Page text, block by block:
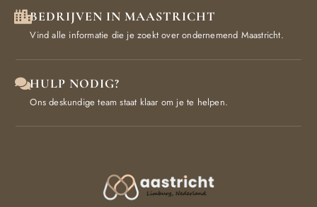
BEDRIJVEN IN MAASTRICHT
Vind alle informatie die je zoekt over ondernemend Maastricht.
HULP NODIG?
Ons deskundige team staat klaar om je te helpen.